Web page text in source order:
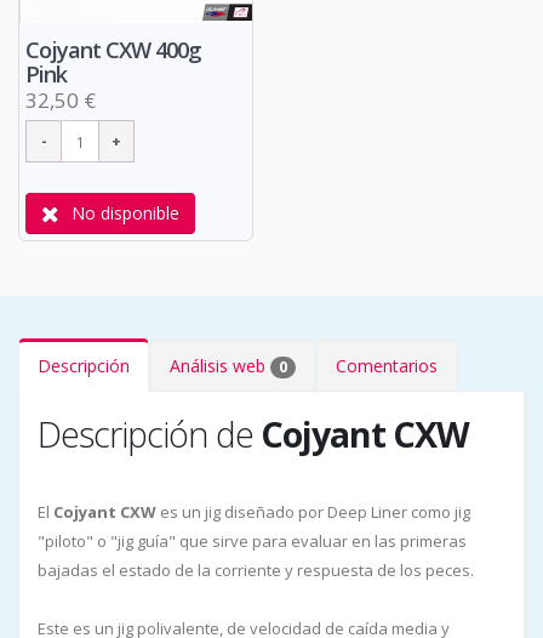
Cojyant CXW 400g
Pink
32,50 €
No disponible
Descripción Análisis web 0 Comentarios
Descripción de Cojyant CXW
El Cojyant CXW es un jig diseñado por Deep Liner como jig
"piloto" o "jig guía" que sirve para evaluar en las primeras
bajadas el estado de la corriente y respuesta de los peces.
Este es un jig polivalente, de velocidad de caída media y